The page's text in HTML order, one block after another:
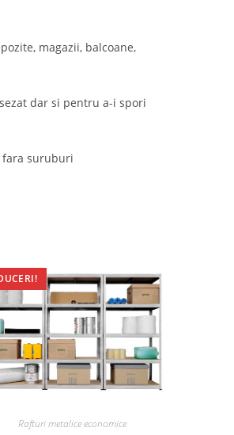
magazii, balcoane,
dar si pentru a-i spori
fara suruburi
Rafturi metalice economice